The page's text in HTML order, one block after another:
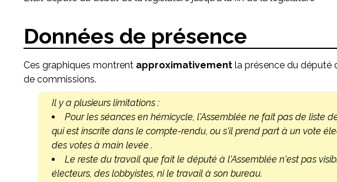
Données de présence
Ces graphiques montrent approximativement la présence du député
de commissions.
Il y a plusieurs limitations :
Pour les séances en hémicycle, l'Assemblée ne fait pas de liste
qui est inscrite dans le compte-rendu, ou s'il prend part à un vote
des votes à main levée .
Le reste du travail que fait le député à l'Assemblée n'est pas
électeurs, des lobbyistes, ni le travail à son bureau.